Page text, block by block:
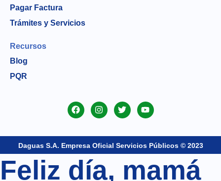
Pagar Factura
Trámites y Servicios
Recursos
Blog
PQR
Daguas S.A. Empresa Oficial Servicios Públicos © 2023
Feliz día, mamá